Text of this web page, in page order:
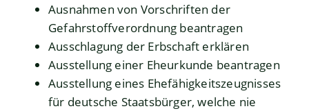
Ausnahmen von Vorschriften der
Gefahrstoffverordnung beantragen
Ausschlagung der Erbschaft erklären
Ausstellung einer Eheurkunde beantragen
Ausstellung eines Ehefähigkeitszeugnisses
für deutsche Staatsbürger, welche nie